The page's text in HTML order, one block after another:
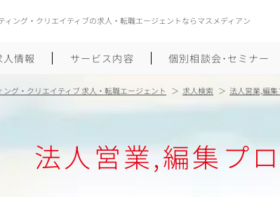
ィング・クリエイティブの求人・転職エージェントならマスメディアン
人情報 サービス内容 個別相談会･セミナー
履歴書のつくり方
ング・クリエイティブ 求人・転職エージェント 求人検索 法人営業,編
法人営業,編集プ